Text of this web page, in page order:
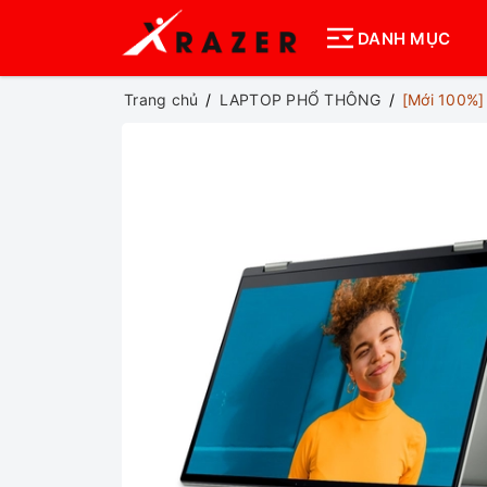
DANH MỤC
Trang chủ LAPTOP PHỔ THÔNG [Mới